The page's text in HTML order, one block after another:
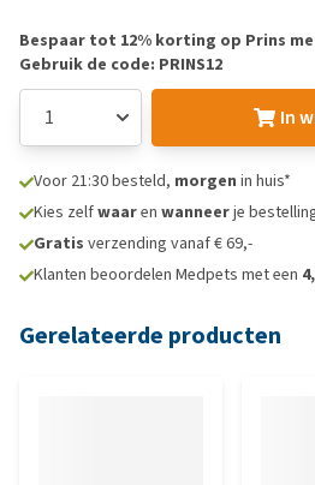
Bespaar tot 12% korting op Prins
Gebruik de code: PRINS12
In
Voor 21:30 besteld, morgen in huis*
Kies zelfwaaren wanneerje
Gratis verzending vanaf € 69,-
Klanten beoordelen Medpets met een
Gerelateerde producten